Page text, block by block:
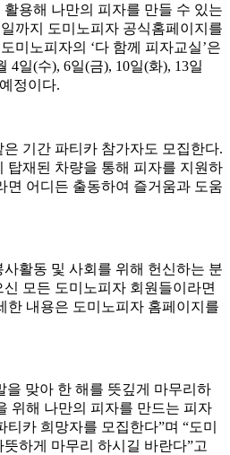
용해 나만의 피자를 만들 수 있는
까지 도미노피자 공식홈페이지를
미노피자의 ‘다 함께 피자교실’은
4일(수), 6일(금), 10일(화), 13일
정이다.
기간 파티카 참가자도 모집한다.
탑재된 차량을 통해 피자를 지원하
면 어디든 출동하여 즐거움과 도움
활동 및 사회를 위해 헌신하는 분
모든 도미노피자 회원들이라면
한 내용은 도미노피자 홈페이지를
을 맞아 한 해를 뜻깊게 마무리하
위해 나만의 피자를 만드는 피자
카 희망자를 모집한다”며 “도미
하게 마무리 하시길 바란다”고